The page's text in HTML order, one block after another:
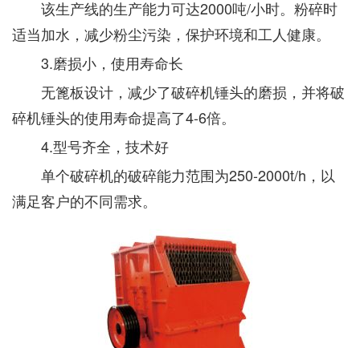
该生产线的生产能力可达2000吨/小时。粉碎时
适当加水，减少粉尘污染，保护环境和工人健康。
3.磨损小，使用寿命长
无篦板设计，减少了破碎机锤头的磨损，并将破
碎机锤头的使用寿命提高了4-6倍。
4.型号齐全，技术好
单个破碎机的破碎能力范围为250-2000t/h，以
满足客户的不同需求。